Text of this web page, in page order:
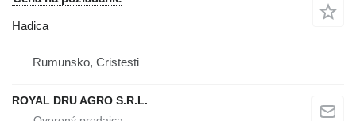
Hadica
Rumunsko, Cristesti
ROYAL DRU AGRO S.R.L.